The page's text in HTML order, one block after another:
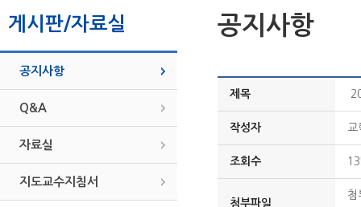
게시판/자료실
공지사항
Q&A
자료실
지도교수지침서
공지사항
제목
작성자 교
조회수
첨부파일
첨